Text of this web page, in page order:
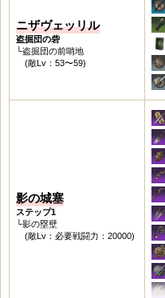
ニザヴェッリル
盗掘団の砦
└盗掘団の前哨地
(敵Lv：53〜59)
影の城塞
ステップ1
└影の塁壁
(敵Lv：必要戦闘力：20000)